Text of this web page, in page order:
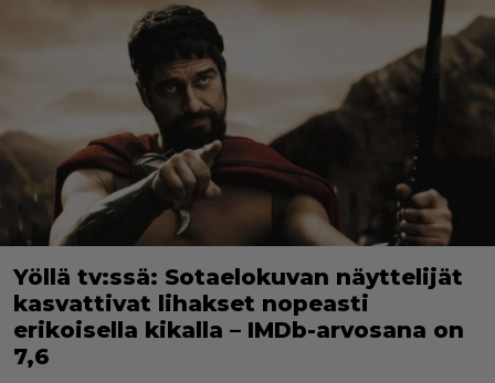
Yöllä tv:ssä: Sotaelokuvan näyttelijät
kasvattivat lihakset nopeasti
erikoisella kikalla – IMDb-arvosana on
7,6